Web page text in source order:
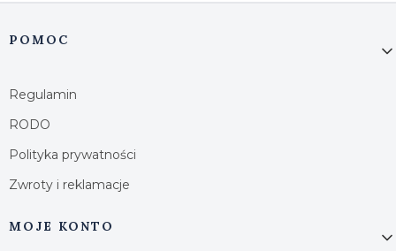
Linki w stopce
POMOC
Regulamin
RODO
Polityka prywatności
Zwroty i reklamacje
MOJE KONTO